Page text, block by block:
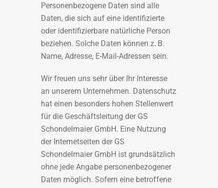
Personenbezogene Daten sind alle
Daten, die sich auf eine identifizierte
oder identifizierbare natürliche Person
beziehen. Solche Daten können z. B.
Name, Adresse, E-Mail-Adressen sein.
Wir freuen uns sehr über Ihr Interesse
an unserem Unternehmen. Datenschutz
hat einen besonders hohen Stellenwert
für die Geschäftsleitung der GS
Schondelmaier GmbH. Eine Nutzung
der Internetseiten der GS
Schondelmaier GmbH ist grundsätzlich
ohne jede Angabe personenbezogener
Daten möglich. Sofern eine betroffene